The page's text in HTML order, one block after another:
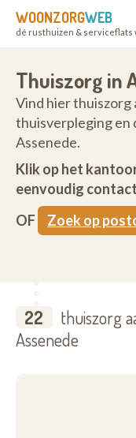
WOONZORGWEB
dé rusthuizen & serviceflats
Thuiszorg in
Vind hier thuiszorg
thuisverpleging en
Assenede.
Klik op het
eenvoudig
OF
Zoek op
22
thuiszorg
Assenede